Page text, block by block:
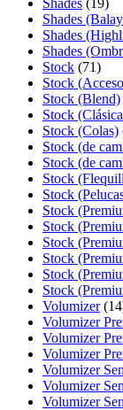
Shades (19)
Shades
Shades
Shades
Stock (71)
Stock
Stock (Blend)
Stock
Stock (Colas)
Stock (de
Stock (de
Stock
Stock
Stock
Stock
Stock
Stock
Stock
Stock
Volumizer
Volumizer
Volumizer
Volumizer
Volumizer
Volumizer
Volumizer